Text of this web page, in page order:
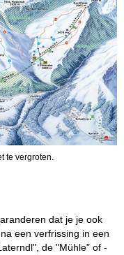
te vergroten.
dat je je ook
een verfrissing in een
de "Mühle" of -